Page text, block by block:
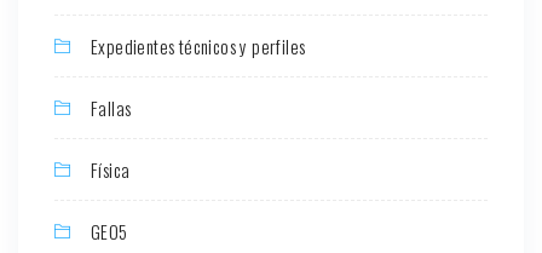
Expedientes técnicos y perfiles
Fallas
Física
GEO5